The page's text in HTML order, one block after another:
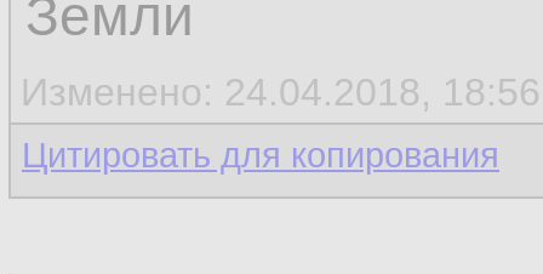
Земли
Изменено: 24.04.2018,
Цитировать для копирования